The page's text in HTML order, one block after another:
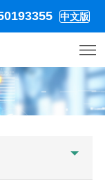
中文版